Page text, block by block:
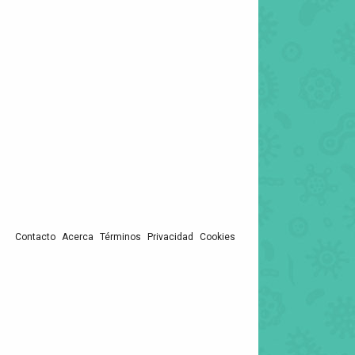
Contacto Acerca Términos Privacidad Cookies